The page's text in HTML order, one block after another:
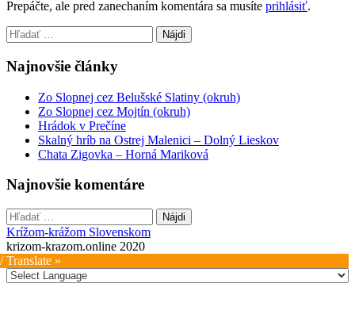
Prepáčte, ale pred zanechaním komentára sa musíte prihlásiť.
Hľadať:
Najnovšie články
Zo Slopnej cez Belušské Slatiny (okruh)
Zo Slopnej cez Mojtín (okruh)
Hrádok v Prečíne
Skalný hríb na Ostrej Malenici – Dolný Lieskov
Chata Zigovka – Horná Mariková
Najnovšie komentáre
Hľadať:
Krížom-krážom Slovenskom
krizom-krazom.online 2020
Translate »